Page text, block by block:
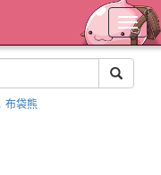
主
選
單
布袋熊